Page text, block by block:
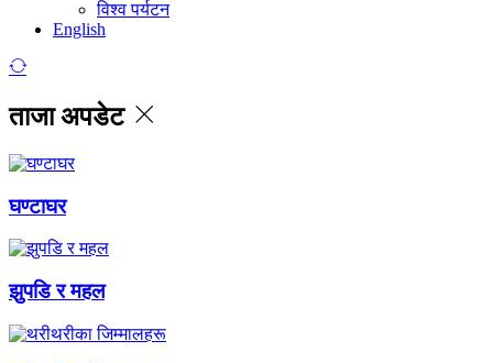
विश्व पर्यटन
English
ताजा अपडेट
घण्टाघर
झुपडि र महल